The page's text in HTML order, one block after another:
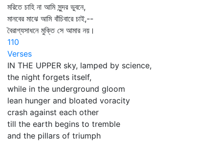
মরিতে চাহি না আমি সুন্দর ভুবনে,
মানবের মাঝে আমি বাঁচিবারে চাই,--
বৈরাগ্যসাধনে মুক্তি সে আমার নয়।
110
Verses
IN THE UPPER sky, lamped by science,
the night forgets itself,
while in the underground gloom
lean hunger and bloated voracity
crash against each other
till the earth begins to tremble
and the pillars of triumph